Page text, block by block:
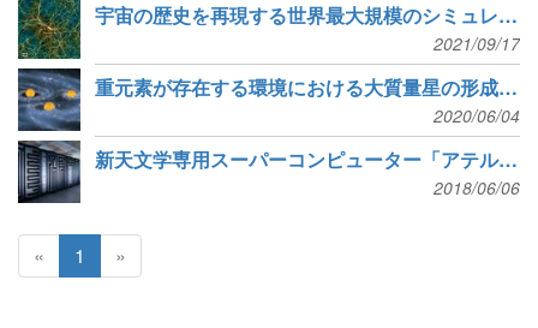
宇宙の歴史を再現する世界最大規模のシミュレーション
2021/09/17
重元素が存在する環境における大質量星の形成メカニズム
2020/06/04
新天文学専用スーパーコンピューター「アテルイII」運用開始
2018/06/06
« 1 »